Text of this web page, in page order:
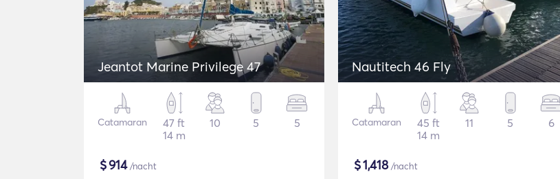
Jeantot Marine Privilege 47
Catamaran
47 ft
14 m
10 5 5
$914/nacht
Nautitech 46 Fly
Catamaran
45 ft
14 m
11 5 6
$1,418/nacht